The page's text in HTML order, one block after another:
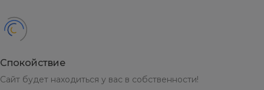
Спокойствие
Сайт будет находиться у вас в собственности!